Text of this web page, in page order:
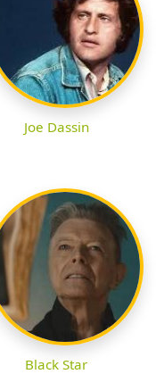
Joe Dassin
Black Star